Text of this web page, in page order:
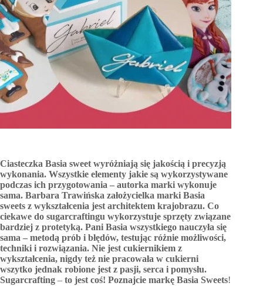
Ciasteczka Basia sweet wyróżniają się jakością i precyzją
wykonania. Wszystkie elementy jakie są wykorzystywane
podczas ich przygotowania – autorka marki wykonuje
sama. Barbara Trawińska założycielka marki Basia
sweets z wykształcenia jest architektem krajobrazu. Co
ciekawe do sugarcraftingu wykorzystuje sprzęty związane
bardziej z protetyką. Pani Basia wszystkiego nauczyła się
sama – metodą prób i błędów, testując różnie możliwości,
techniki i rozwiązania. Nie jest cukiernikiem z
wykształcenia, nigdy też nie pracowała w cukierni
wszytko jednak robione jest z pasji, serca i pomysłu.
Sugarcrafting – to jest coś! Poznajcie markę Basia Sweets!